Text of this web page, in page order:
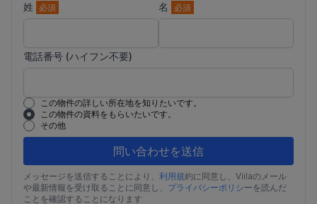
姓 必須 名 必須
電話番号 (ハイフン不要)
この物件の詳しい所在地を知りたいです。
この物件の資料をもらいたいです。
その他
問い合わせを送信
メッセージを送信することにより、 利用規約に同意し、Viilaのメール
や最新情報を受け取ることに同意し、 プライバシーポリシーを読んだ
ことを確認することになります